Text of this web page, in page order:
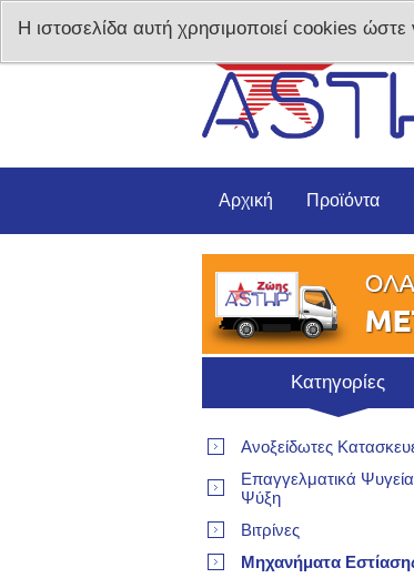
Αρχική Προϊόντα
Κατηγορίες
Ανοξείδωτες
Επαγγελματικά
Ψύξη
Βιτρίνες
Μηχανήματα
Η ιστοσελίδα αυτή χρησιμοποιεί cookies